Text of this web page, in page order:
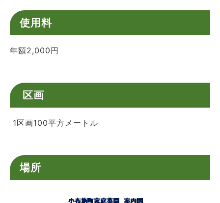
使用料
年額2,000円
区画
1区画100平方メートル
場所